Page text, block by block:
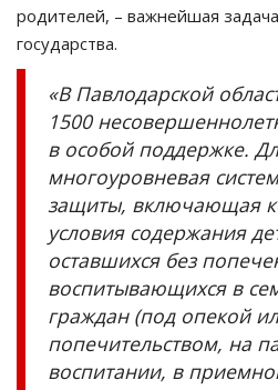
родителей, – важнейшая
государства.
«В Павлодарской
1500
в особой поддержке.
многоуровневая
защиты, включающая
условия содержания
оставшихся без
воспитывающихся в
граждан (под опекой
попечительством, на
воспитании, в